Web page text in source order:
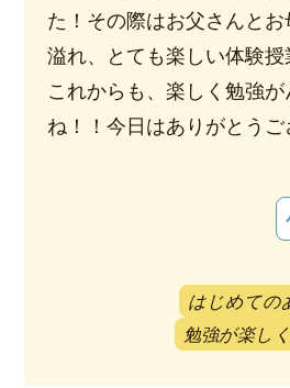
た！その際はお父さんと
溢れ、とても楽しい体験授
これからも、楽しく勉強が
ね！！今日はありがとうご
はじめての
勉強が楽し